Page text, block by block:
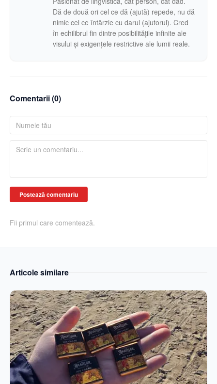
Dă de două ori cel ce dă (ajută) repede, nu dă
nimic cel ce întârzie cu darul (ajutorul). Cred
în echilibrul fin dintre posibilitățile infinite ale
visului și exigențele restrictive ale lumii reale.
Comentarii (0)
Postează comentariu
Fii primul care comentează.
Articole similare